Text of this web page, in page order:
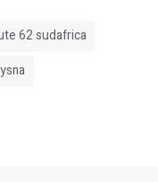
62 sudafrica